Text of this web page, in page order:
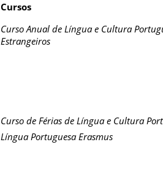
Cursos
Curso Anual de Língua e Cultura
Estrangeiros
Curso de Férias de Língua e Cultura
Língua Portuguesa Erasmus